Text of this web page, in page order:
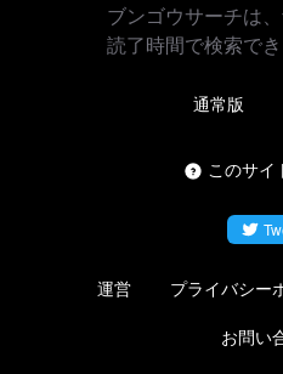
ブンゴウサーチは
読了時間で検索でき
通常版
このサイ
運営 プライバシー
お問い